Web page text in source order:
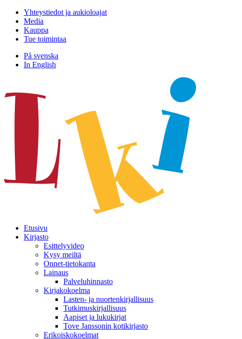
Hyppää
sisältöön
Yhteystiedot ja aukioloajat
Media
Kauppa
Tue toimintaa
På svenska
In English
Etusivu
Kirjasto
Esittelyvideo
Kysy meiltä
Onnet-tietokanta
Lainaus
Palveluhinnasto
Kirjakokoelma
Lasten- ja nuortenkirjallisuus
Tutkimuskirjallisuus
Aapiset ja lukukirjat
Tove Janssonin kotikirjasto
Erikoiskokoelmat